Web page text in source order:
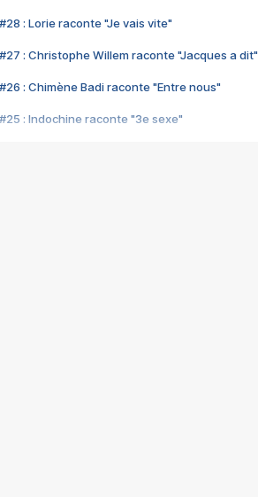
#28 : Lorie raconte "Je vais vite"
#27 : Christophe Willem raconte "Jacques a dit"
#26 : Chimène Badi raconte "Entre nous"
#25 : Indochine raconte "3e sexe"